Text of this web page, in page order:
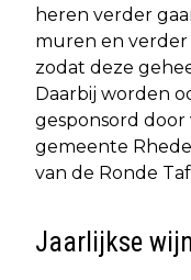
heren verder
muren en
zodat deze
Daarbij worden
gesponsord
gemeente
van de Ronde
Jaarlijkse